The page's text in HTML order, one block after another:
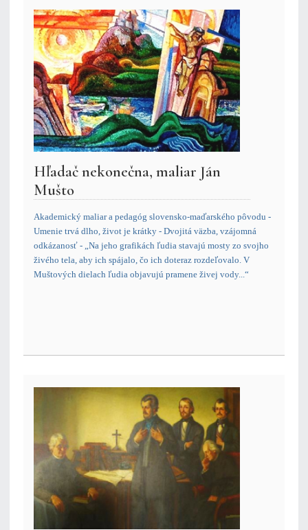
Hľadač nekonečna, maliar Ján
Mušto
Akademický maliar a pedagóg slovensko-maďarského pôvodu -
Umenie trvá dlho, život je krátky - Dvojitá väzba, vzájomná
odkázanosť - „Na jeho grafikách ľudia stavajú mosty zo svojho
živého tela, aby ich spájalo, čo ich doteraz rozdeľovalo. V
Muštových dielach ľudia objavujú pramene živej vody...“